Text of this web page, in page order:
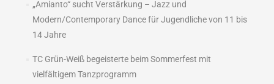
„Amianto“ sucht Verstärkung – Jazz und
Modern/Contemporary Dance für Jugendliche von 11 bis
14 Jahre
TC Grün-Weiß begeisterte beim Sommerfest mit
vielfältigem Tanzprogramm